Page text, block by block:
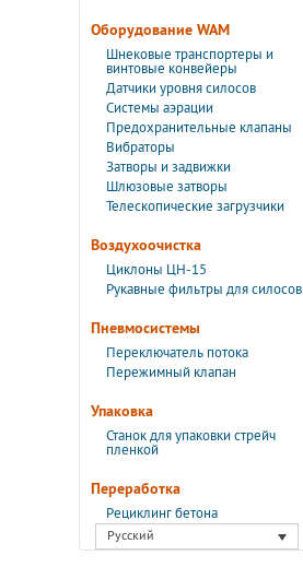
Оборудование WAM
Шнековые транспортеры и
винтовые конвейеры
Датчики уровня силосов
Системы аэрации
Предохранительные клапаны
Вибраторы
Затворы и задвижки
Шлюзовые затворы
Телескопические загрузчики
Воздухоочистка
Циклоны ЦН-15
Рукавные фильтры для силосов
Пневмосистемы
Переключатель потока
Пережимный клапан
Упаковка
Станок для упаковки стрейч
пленкой
Переработка
Рециклинг бетона
Русский